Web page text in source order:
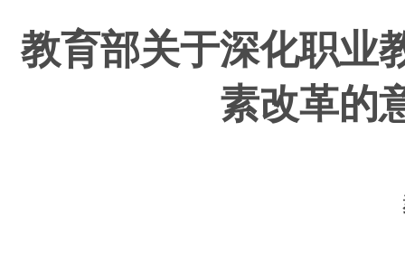
教育部关于深化职业
素改革的